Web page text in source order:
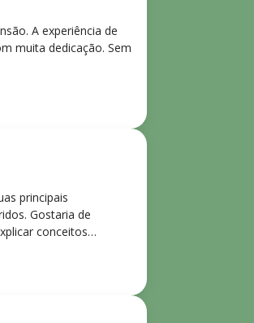
A experiência de
muita dedicação. Sem
principais
Gostaria de
conceitos
para todos que